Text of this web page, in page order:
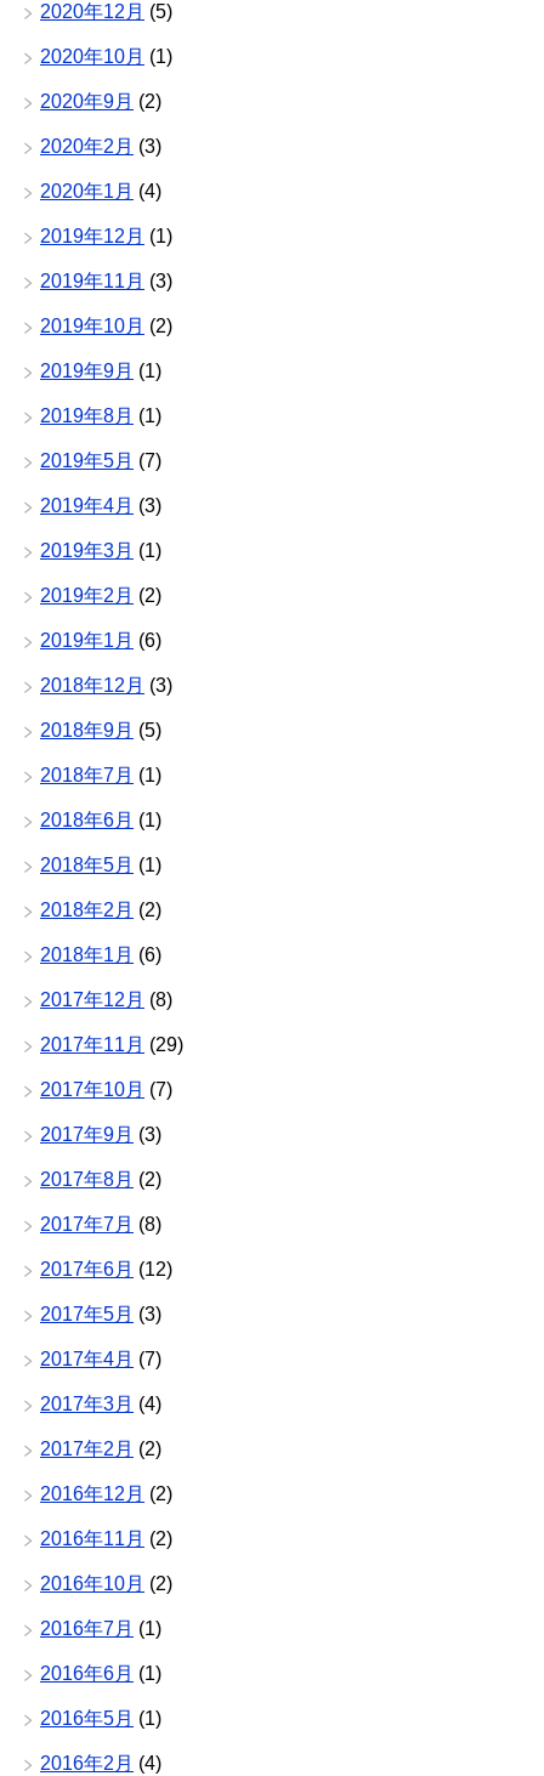
2020年12月 (5)
2020年10月 (1)
2020年9月 (2)
2020年2月 (3)
2020年1月 (4)
2019年12月 (1)
2019年11月 (3)
2019年10月 (2)
2019年9月 (1)
2019年8月 (1)
2019年5月 (7)
2019年4月 (3)
2019年3月 (1)
2019年2月 (2)
2019年1月 (6)
2018年12月 (3)
2018年9月 (5)
2018年7月 (1)
2018年6月 (1)
2018年5月 (1)
2018年2月 (2)
2018年1月 (6)
2017年12月 (8)
2017年11月 (29)
2017年10月 (7)
2017年9月 (3)
2017年8月 (2)
2017年7月 (8)
2017年6月 (12)
2017年5月 (3)
2017年4月 (7)
2017年3月 (4)
2017年2月 (2)
2016年12月 (2)
2016年11月 (2)
2016年10月 (2)
2016年7月 (1)
2016年6月 (1)
2016年5月 (1)
2016年2月 (4)